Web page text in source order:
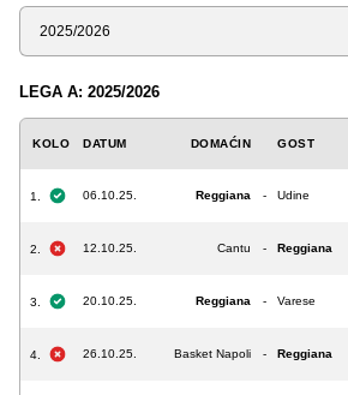
Sezona
LEGA A: 2025/2026
KOLO DATUM DOMAĆIN GOST
1. 06.10.25. Reggiana - Udine
2. 12.10.25. Cantu - Reggiana
3. 20.10.25. Reggiana - Varese
4. 26.10.25. Basket Napoli - Reggiana